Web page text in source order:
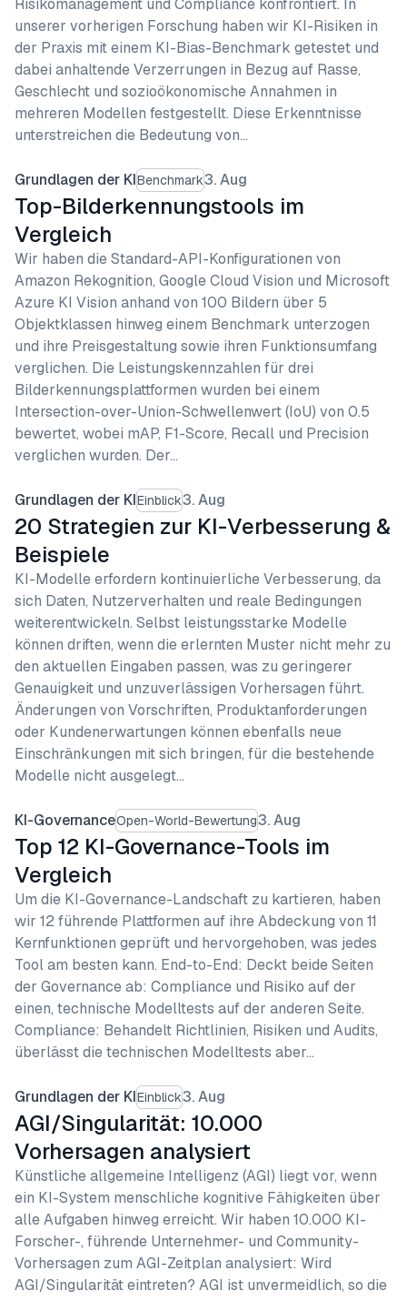
Risikomanagement und Compliance konfrontiert. In
unserer vorherigen Forschung haben wir KI-Risiken in
der Praxis mit einem KI-Bias-Benchmark getestet und
dabei anhaltende Verzerrungen in Bezug auf Rasse,
Geschlecht und sozioökonomische Annahmen in
mehreren Modellen festgestellt. Diese Erkenntnisse
unterstreichen die Bedeutung von…
Grundlagen der KIBenchmark3. Aug
Top-Bilderkennungstools im
Vergleich
Wir haben die Standard-API-Konfigurationen von
Amazon Rekognition, Google Cloud Vision und Microsoft
Azure KI Vision anhand von 100 Bildern über 5
Objektklassen hinweg einem Benchmark unterzogen
und ihre Preisgestaltung sowie ihren Funktionsumfang
verglichen. Die Leistungskennzahlen für drei
Bilderkennungsplattformen wurden bei einem
Intersection-over-Union-Schwellenwert (IoU) von 0.5
bewertet, wobei mAP, F1-Score, Recall und Precision
verglichen wurden. Der…
Grundlagen der KIEinblick3. Aug
20 Strategien zur KI-Verbesserung &
Beispiele
KI-Modelle erfordern kontinuierliche Verbesserung, da
sich Daten, Nutzerverhalten und reale Bedingungen
weiterentwickeln. Selbst leistungsstarke Modelle
können driften, wenn die erlernten Muster nicht mehr zu
den aktuellen Eingaben passen, was zu geringerer
Genauigkeit und unzuverlässigen Vorhersagen führt.
Änderungen von Vorschriften, Produktanforderungen
oder Kundenerwartungen können ebenfalls neue
Einschränkungen mit sich bringen, für die bestehende
Modelle nicht ausgelegt…
KI-GovernanceOpen-World-Bewertung3. Aug
Top 12 KI-Governance-Tools im
Vergleich
Um die KI-Governance-Landschaft zu kartieren, haben
wir 12 führende Plattformen auf ihre Abdeckung von 11
Kernfunktionen geprüft und hervorgehoben, was jedes
Tool am besten kann. End-to-End: Deckt beide Seiten
der Governance ab: Compliance und Risiko auf der
einen, technische Modelltests auf der anderen Seite.
Compliance: Behandelt Richtlinien, Risiken und Audits,
überlässt die technischen Modelltests aber…
Grundlagen der KIEinblick3. Aug
AGI/Singularität: 10.000
Vorhersagen analysiert
Künstliche allgemeine Intelligenz (AGI) liegt vor, wenn
ein KI-System menschliche kognitive Fähigkeiten über
alle Aufgaben hinweg erreicht. Wir haben 10.000 KI-
Forscher-, führende Unternehmer- und Community-
Vorhersagen zum AGI-Zeitplan analysiert: Wird
AGI/Singularität eintreten? AGI ist unvermeidlich, so die